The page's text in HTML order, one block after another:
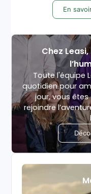
En
Chez
Toute l'équipe
quotidien pour
jour, vous
rejoindre